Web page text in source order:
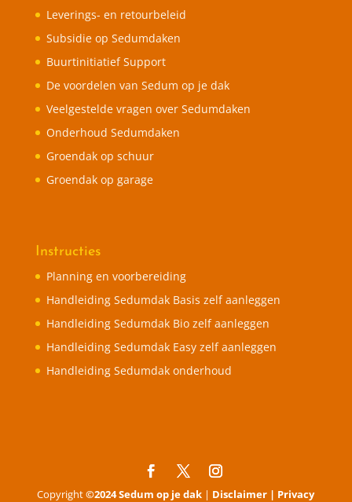
Leverings- en retourbeleid
Subsidie op Sedumdaken
Buurtinitiatief Support
De voordelen van Sedum op je dak
Veelgestelde vragen over Sedumdaken
Onderhoud Sedumdaken
Groendak op schuur
Groendak op garage
Instructies
Planning en voorbereiding
Handleiding Sedumdak Basis zelf aanleggen
Handleiding Sedumdak Bio zelf aanleggen
Handleiding Sedumdak Easy zelf aanleggen
Handleiding Sedumdak onderhoud
Copyright©2024 Sedum op je dak | Disclaimer | Privacy